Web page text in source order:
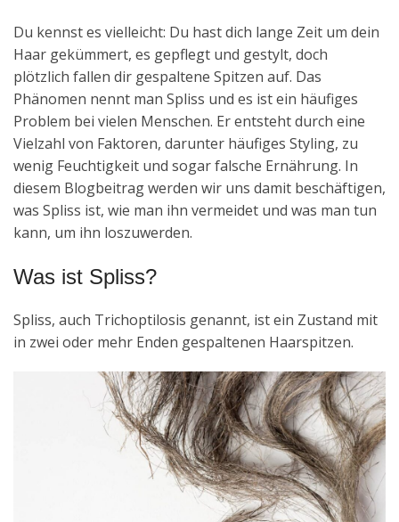
Du kennst es vielleicht: Du hast dich lange Zeit um dein
Haar gekümmert, es gepflegt und gestylt, doch
plötzlich fallen dir gespaltene Spitzen auf. Das
Phänomen nennt man Spliss und es ist ein häufiges
Problem bei vielen Menschen. Er entsteht durch eine
Vielzahl von Faktoren, darunter häufiges Styling, zu
wenig Feuchtigkeit und sogar falsche Ernährung. In
diesem Blogbeitrag werden wir uns damit beschäftigen,
was Spliss ist, wie man ihn vermeidet und was man tun
kann, um ihn loszuwerden.
Was ist Spliss?
Spliss, auch Trichoptilosis genannt, ist ein Zustand mit
in zwei oder mehr Enden gespaltenen Haarspitzen.